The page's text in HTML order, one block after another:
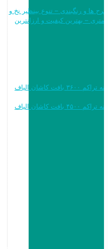
طرح ها و رنگبندی – تنوع بینظیر نخ و
نقشه – فرش ماشینی ۷۰۰ شانه ۶متری ، ۹ متری و ۱۲ متری – بهترین کیفیت و ارزانترین
خرید به قیمت فرش ماشینی ۱۲۰۰ شانه تراکم ۳۶۰۰ بافت کاشان الیاف
خرید به قیمت فرش ماشینی ۱۵۰۰ شانه تراکم ۴۵۰۰ بافت کاشان الیاف